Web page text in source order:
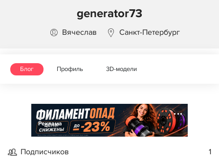
generator73
Вячеслав Санкт-Петербург
Блог Профиль 3D-модели
Реклама
Подписчиков 1